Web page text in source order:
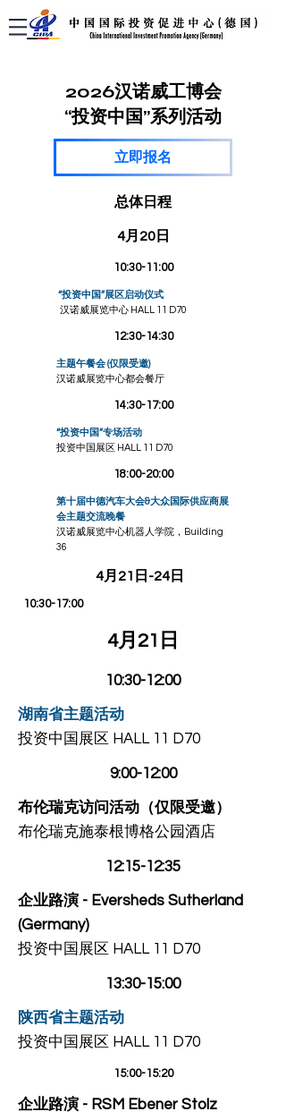
2026汉诺威工博会
“投资中国”系列活动
立即报名
总体日程
4月20日
10:30-11:00
“投资中国”展区启动仪式
汉诺威展览中心 HALL 11 D70
12:30-14:30
主题午餐会(仅限受邀)
汉诺威展览中心都会餐厅
14:30-17:00
“投资中国”专场活动
投资中国展区 HALL 11 D70
18:00-20:00
第十届中德汽车大会&大众国际供应商展
会主题交流晚餐
汉诺威展览中心机器人学院，Building
36
​4月21日-24日
10:30-17:00
4月21日
10:30-12:00
湖南省主题活动
投资中国展区 HALL 11 D70
9:00-12:00
布伦瑞克访问活动（仅限受邀）
布伦瑞克施泰根博格公园酒店
12:15-12:35
企业路演 - Eversheds Sutherland
(Germany)
投资中国展区 HALL 11 D70
13:30-15:00
陕西省主题活动
投资中国展区 HALL 11 D70
15:00-15:20
企业路演 - RSM Ebener Stolz​